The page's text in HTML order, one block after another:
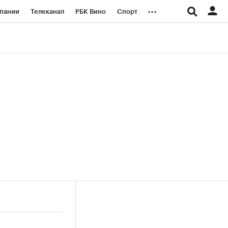
Телеканал РБК Вино Спорт ...